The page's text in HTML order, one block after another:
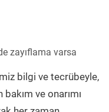
zayıflama varsa
bilgi ve tecrübeyle,
bakım ve onarımı